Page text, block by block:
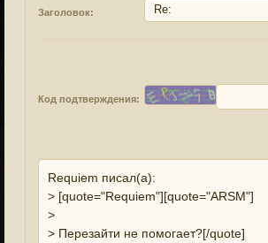
Заголовок:
Код подтверждения: